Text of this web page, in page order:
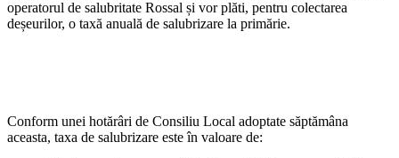
operatorul de salubritate Rossal și vor plăti, pentru colectarea
deșeurilor, o taxă anuală de salubrizare la primărie.
Conform unei hotărâri de Consiliu Local adoptate săptămâna
aceasta, taxa de salubrizare este în valoare de: